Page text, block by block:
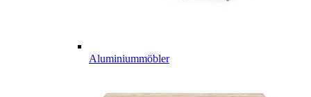
Aluminiummöbler